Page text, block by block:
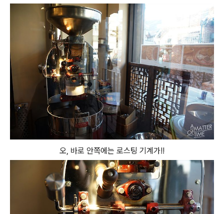
오, 바로 안쪽에는 로스팅 기계가!!